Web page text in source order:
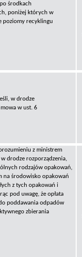
środkach
poniżej których w
poziomy recyklingu
w drodze
w ust. 6
z ministrem
drodze rozporządzenia,
rodzajów opakowań,
na środowisko opakowań
z tych opakowań i
pod uwagę, że opłata
poddawania odpadów
zbierania